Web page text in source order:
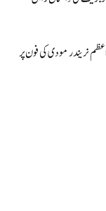
نریندر مودی کی فون پر